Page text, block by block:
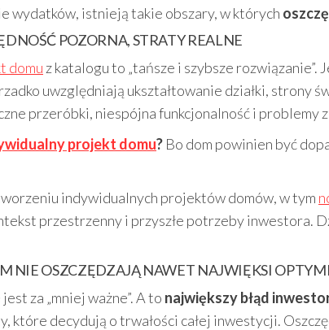
wydatków, istnieją takie obszary, w których
POZORNA, STRATY REALNE
domu z katalogu to „tańsze i szybsze
uwzględniają ukształtowanie działki, strony
przeróbki, niespójna funkcjonalność i problemy
projekt domu? Bo dom powinien być
indywidualnych projektów domów, w tym
przestrzenny i przyszłe potrzeby inwestora.
NIE OSZCZĘDZAJĄ NAWET NAJWIĘKSI
za „mniej ważne”. A to największy błąd
które decydują o trwałości całej inwestycji.